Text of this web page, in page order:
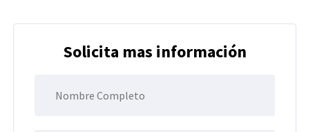
Solicita mas información